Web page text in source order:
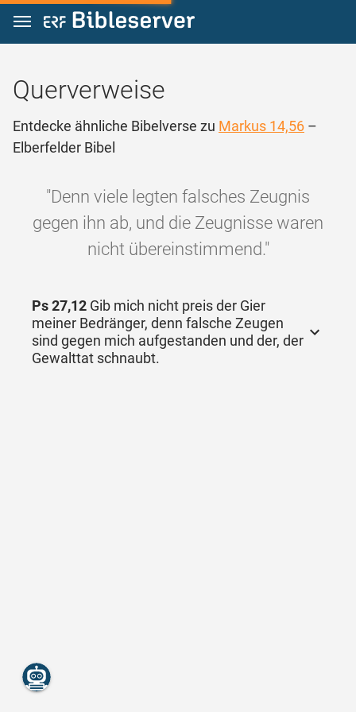
Zum Inhalt springen
Querverweise
Entdecke ähnliche Bibelverse zu Markus 14,56 –
Elberfelder Bibel
"Denn viele legten falsches Zeugnis
gegen ihn ab, und die Zeugnisse waren
nicht übereinstimmend."
Ps 27,12 Gib mich nicht preis der Gier
meiner Bedränger, denn falsche Zeugen
sind gegen mich aufgestanden und der, der
Gewalttat schnaubt.